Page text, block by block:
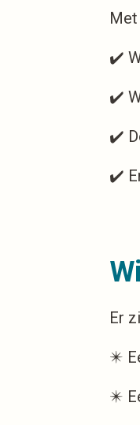
✔️
✔️
✔️
✔️
Er
✴️
✴️